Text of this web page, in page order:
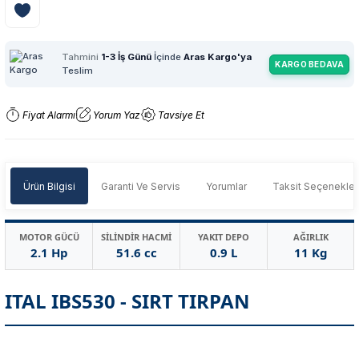
Tahmini 1-3 İş Günü İçinde Aras Kargo'ya
Teslim
KARGO BEDAVA
Fiyat Alarmı Yorum Yaz Tavsiye Et
Ürün Bilgisi Garanti Ve Servis Yorumlar Taksit
MOTOR GÜCÜ
2.1 Hp
SİLİNDİR HACMİ
51.6 cc
YAKIT DEPO
0.9 L
AĞIRLIK
11 Kg
ITAL IBS530 - SIRT TIRPAN